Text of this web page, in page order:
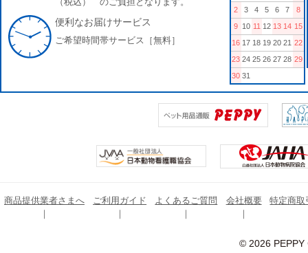
便利なお届けサービス
ご希望時間帯サービス［無料］
2
3 4 5 6 7
8
9 10 11 12 13 14 15
16 17 18 19 20 21 22
23 24 25 26 27 28 29
30 31
商品提供業者さまへ ご利用ガイド よくあるご質問 会社概要 特定商取
© 2026 PEPPY